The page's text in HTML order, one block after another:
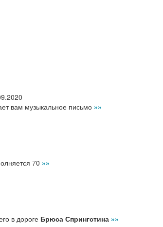
вам музыкальное письмо »»
70 »»
в дороге Брюса Спрингстина »»